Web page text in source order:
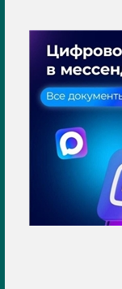
ПРЕСС-ЦЕНТР
Актуально
Новости
Фото